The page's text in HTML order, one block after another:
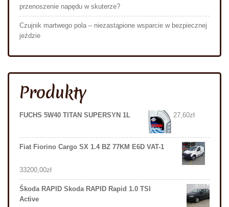
przenoszenie napędu w skuterze?
Czujnik martwego pola – niezastąpione wsparcie w bezpiecznej
jeździe
Produkty
FUCHS 5W40 TITAN SUPERSYN 1L 27,60zł
Fiat Fiorino Cargo SX 1.4 BZ 77KM E6D VAT-1
33200,00zł
Škoda RAPID Skoda RAPID Rapid 1.0 TSI
Active